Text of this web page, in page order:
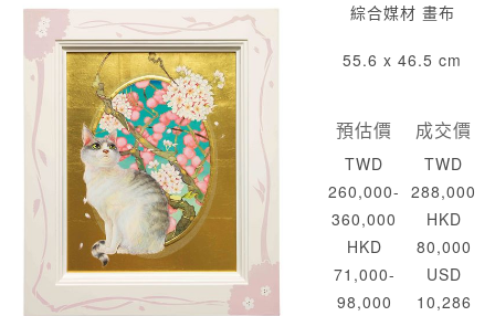
綜合媒材 畫布
55.6 x 46.5 cm
預估價
TWD
260,000-
360,000
HKD
71,000-
98,000
成交價
TWD
288,000
HKD
80,000
USD
10,286